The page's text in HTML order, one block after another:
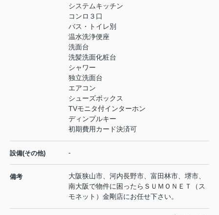
システムキッチン
コンロ３口
バス・トイレ別
温水洗浄便座
洗面台
洗髪洗面化粧台
シャワー
独立洗面台
エアコン
シューズボックス
TVモニタ付インターホン
ディンプルキー
初期費用カード決済可
設備(その他) -
備考
大阪狭山市、河内長野市、富田林市、堺市、
南大阪で物件に困ったらＳＵＭＯＮＥＴ（ス
モネット）金剛店にお任せ下さい。